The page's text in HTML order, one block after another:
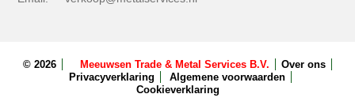
© 2026 Meeuwsen Trade & Metal Services B.V.
Over ons
Privacyverklaring
Algemene voorwaarden
Cookieverklaring